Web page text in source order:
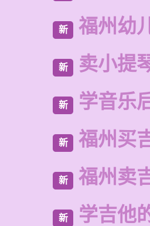
新 福州幼
新 卖小提
新 学音乐
新 福州买
新 福州卖
新 学吉他